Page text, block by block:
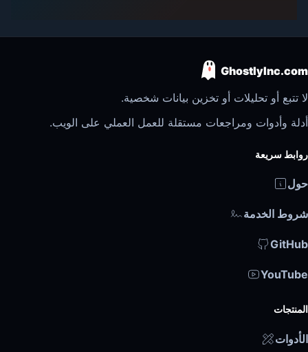
GhostlyInc.com
لا تتبع أو تحليلات أو تخزين بيانات شخصية.
أدلة وأدوات ومراجعات مستقلة للعمل العملي على الويب.
روابط سريعة
حول
شروط الخدمة
GitHub
YouTube
المنتجات
الأدوات